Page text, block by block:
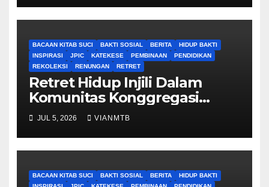
BACAAN KITAB SUCI BAKTI SOSIAL BERITA
HIDUP BAKTI
INSPIRASI
JPIC KATEKESE PEMBINAAN
PENDIDIKAN
REKOLEKSI
RENUNGAN RETRET
Retret Hidup Injili Dalam
Komunitas Konggregasi
Bruder Maria Tak Bernoda
JUL 5, 2026 VIANMTB
BACAAN KITAB SUCI BAKTI SOSIAL BERITA
HIDUP BAKTI